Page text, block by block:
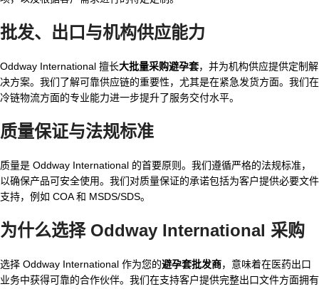
批发、出口与机构供应能力
Oddway International 擅长大批量采购避孕套，并为机构供应提供定制解
决方案。我们了解可靠供应链的重要性，尤其是在紧急发货方面。我们在
冷链物流方面的专业能力进一步提升了服务交付水平。
质量保证与法规标准
质量是 Oddway International 的首要原则。我们遵循严格的法规标准，
以确保产品可安全使用。我们对质量保证的承诺包括为客户提供必要文件
支持，例如 COA 和 MSDS/SDS。
为什么选择 Oddway International 采购
选择 Oddway International 作为您的避孕套批发商，意味着在医药出口
业务中获得可靠的合作伙伴。我们在支持客户提供完整出口文件方面拥有